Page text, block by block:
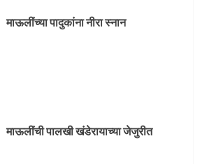
माऊलींची पालखी खंडेरायाच्या जेजुरीत
पालखी सोहळ्याने ओलांडला दिवे घाट